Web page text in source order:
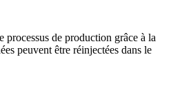
processus de production grâce à la
peuvent être réinjectées dans le